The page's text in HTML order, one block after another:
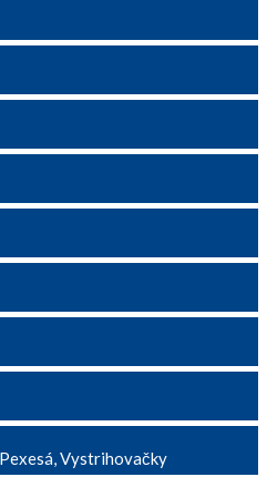
Vystrihovačky